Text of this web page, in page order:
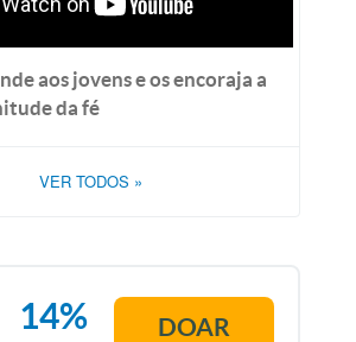
aos jovens e os encoraja a
da fé
VER TODOS »
14% DOAR